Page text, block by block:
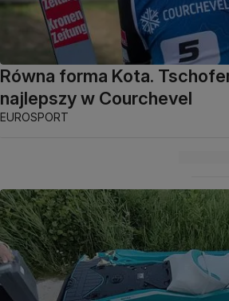
Równa forma Kota.
najlepszy w Courchevel
EUROSPORT